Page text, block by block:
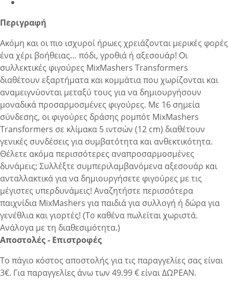
Περιγραφή
Ακόμη και οι πιο ισχυροί ήρωες χρειάζονται μερικές φορές
ένα χέρι βοήθειας… πόδι, γροθιά ή αξεσουάρ! Οι
συλλεκτικές φιγούρες MixMashers Transformers
διαθέτουν εξαρτήματα και κομμάτια που χωρίζονται και
αναμειγνύονται μεταξύ τους για να δημιουργήσουν
μοναδικά προσαρμοσμένες φιγούρες. Με 16 σημεία
σύνδεσης, οι φιγούρες δράσης ρομπότ MixMashers
Transformers σε κλίμακα 5 ιντσών (12 cm) διαθέτουν
γενικές συνδέσεις για συμβατότητα και ανθεκτικότητα.
Θέλετε ακόμα περισσότερες αναπροσαρμοσμένες
δυνάμεις; Συλλέξτε συμπεριλαμβανόμενα αξεσουάρ και
ανταλλακτικά για να δημιουργήσετε φιγούρες με τις
μέγιστες υπερδυνάμεις! Αναζητήστε περισσότερα
παιχνίδια MixMashers για παιδιά για συλλογή ή δώρα για
γενέθλια και γιορτές! (Το καθένα πωλείται χωριστά.
Ανάλογα με τη διαθεσιμότητα.)
Αποστολές - Επιστροφές
Το πάγιο κόστος αποστολής για τις παραγγελίες σας είναι
3€. Για παραγγελίες άνω των 49.99 € είναι ΔΩΡΕΑΝ.